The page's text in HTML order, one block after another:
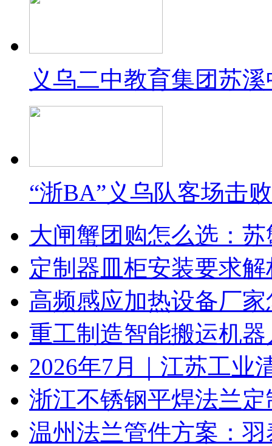
义乌二中教育集团苏
“浙BA”义乌队客场击
大闸蟹团购怎么选：
定制器皿柜安装要求
高频感应加热设备厂
重工制造智能搬运机
2026年7月｜江苏工业
浙江不锈钢平焊法兰
温州法兰管件方案：